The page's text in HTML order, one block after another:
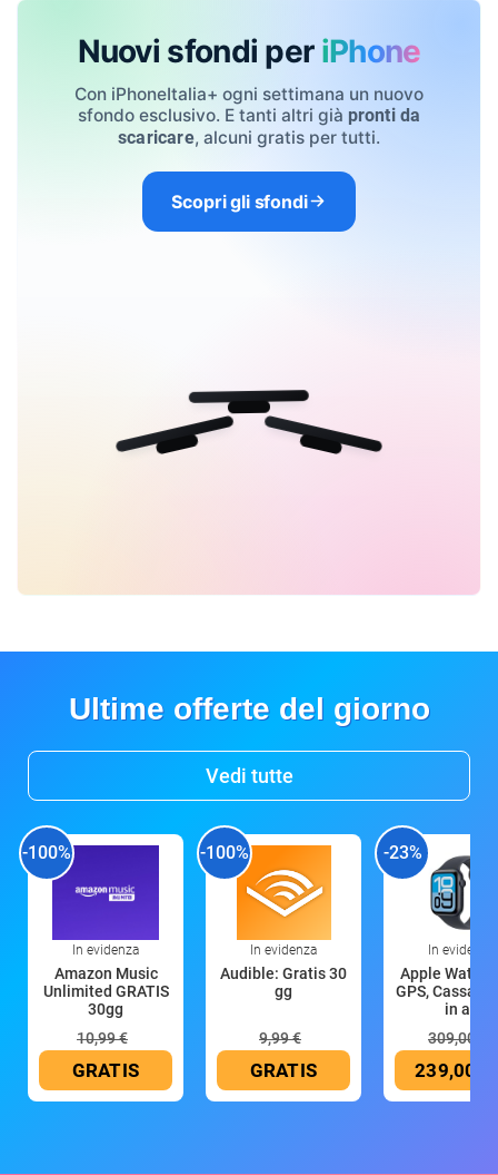
Nuovi sfondi per iPhone
Con iPhoneItalia+ ogni settimana un nuovo
sfondo esclusivo. E tanti altri già pronti da
scaricare, alcuni gratis per tutti.
Scopri gli sfondi
Ultime offerte del giorno
Vedi tutte
-100%
In evidenza
Amazon Music
Unlimited GRATIS
30gg
10,99 €
GRATIS
-100%
In evidenza
Audible: Gratis 30
gg
9,99 €
GRATIS
-23%
In evidenza
Apple Watch
GPS, Cassa
in all
309,00 €
239,00 €